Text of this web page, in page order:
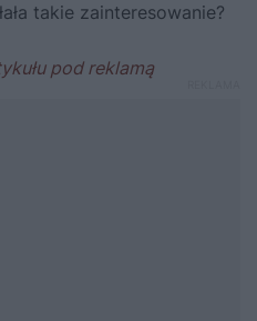
takie zainteresowanie?